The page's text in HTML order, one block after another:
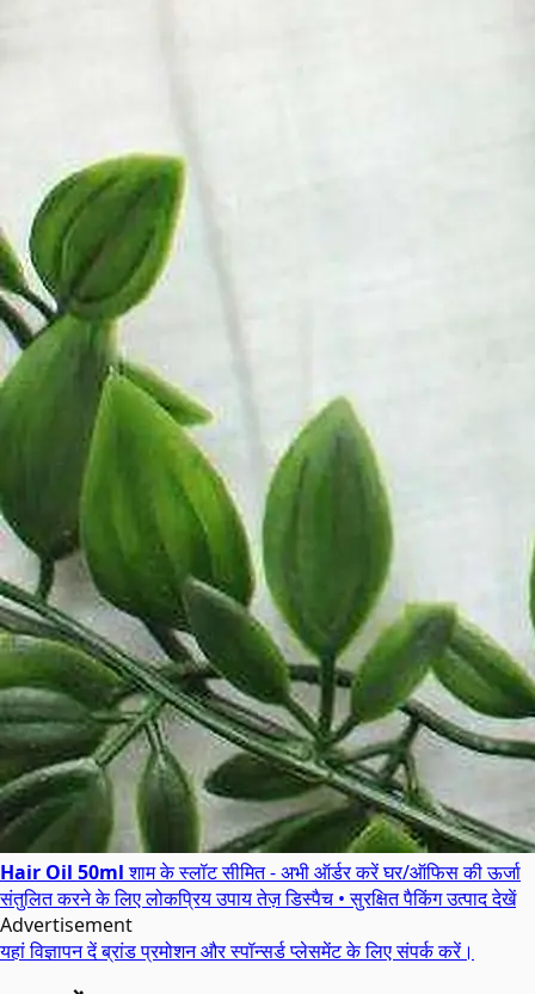
Hair Oil 50ml शाम के स्लॉट सीमित - अभी ऑर्डर करेंघर/ऑफिस की ऊर्जा
संतुलित करने के लिए लोकप्रिय उपायतेज़ डिस्पैच • सुरक्षित पैकिंगउत्पाद देखें
Advertisement
यहां विज्ञापन देंब्रांड प्रमोशन और स्पॉन्सर्ड प्लेसमेंट के लिए संपर्क करें।